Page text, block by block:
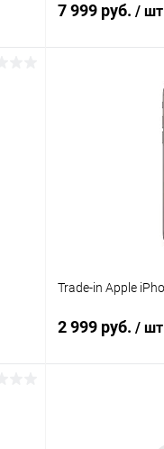
7 999 руб. / шт
Trade-in Apple
2 999 руб. / шт